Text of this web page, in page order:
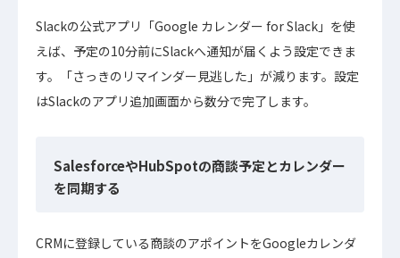
Slackの公式アプリ「Google カレンダー for Slack」を使
えば、予定の10分前にSlackへ通知が届くよう設定できま
す。「さっきのリマインダー見逃した」が減ります。設定
はSlackのアプリ追加画面から数分で完了します。
SalesforceやHubSpotの商談予定とカレンダー
を同期する
CRMに登録している商談のアポイントをGoogleカレンダ